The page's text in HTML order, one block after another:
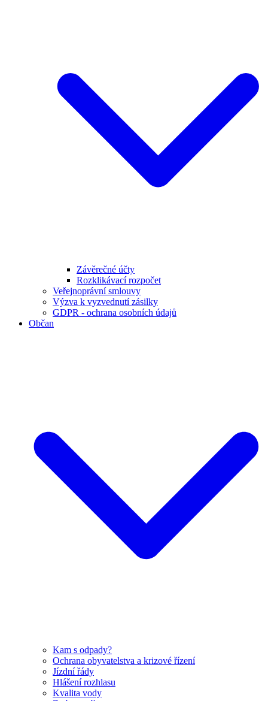
Závěrečné účty
Rozklikávací rozpočet
Veřejnoprávní smlouvy
Výzva k vyzvednutí zásilky
GDPR - ochrana osobních údajů
Občan
Kam s odpady?
Ochrana obyvatelstva a krizové řízení
Jízdní řády
Hlášení rozhlasu
Kvalita vody